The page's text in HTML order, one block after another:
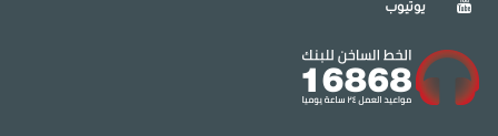
يوتيوب